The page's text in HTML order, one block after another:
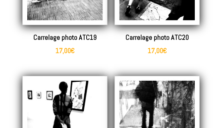
Carrelage photo ATC19
17,00€
Carrelage photo ATC20
17,00€